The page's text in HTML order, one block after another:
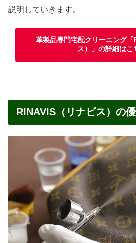
説明していきます。
革製品専門宅配クリーニング
ス）」の詳細はこ
RINAVIS（リナビス）の